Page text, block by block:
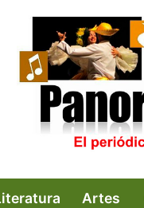
Artes